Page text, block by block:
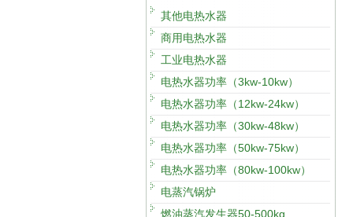
其他电热水器
商用电热水器
工业电热水器
电热水器功率（3kw-10kw）
电热水器功率（12kw-24kw）
电热水器功率（30kw-48kw）
电热水器功率（50kw-75kw）
电热水器功率（80kw-100kw）
电蒸汽锅炉
燃油蒸汽发生器50-500kg